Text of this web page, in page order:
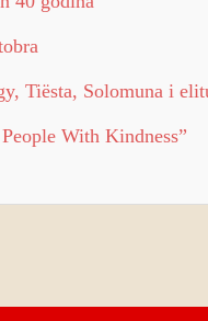
Tiësta, Solomuna i
With Kindness”